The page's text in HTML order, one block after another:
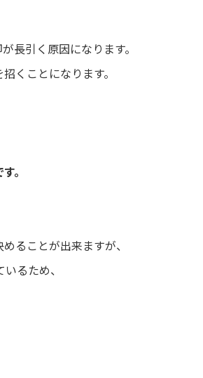
長引く原因になります。
くことになります。
。
ることが出来ますが、
るため、